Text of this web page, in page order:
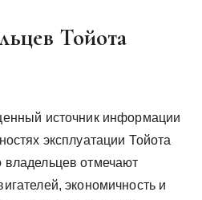
Тойота
источник информации
эксплуатации Тойота
отмечают
экономичность и